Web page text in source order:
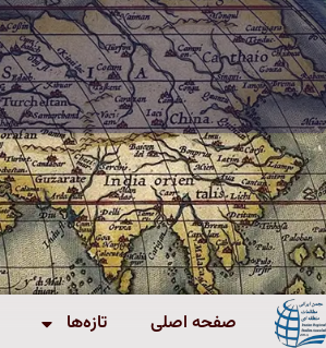
صفحه اصلی تازه‌ها